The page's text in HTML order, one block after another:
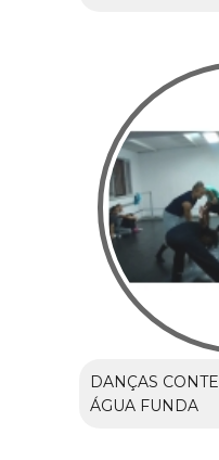
DANÇAS
ÁGUA FUNDA